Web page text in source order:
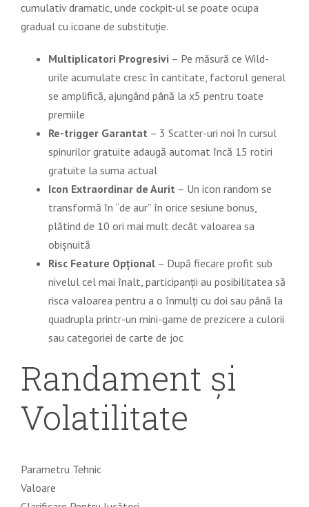
cumulativ dramatic, unde cockpit-ul se poate ocupa
gradual cu icoane de substituție.
Multiplicatori Progresivi – Pe măsură ce Wild-
urile acumulate cresc în cantitate, factorul general
se amplifică, ajungând până la x5 pentru toate
premiile
Re-trigger Garantat – 3 Scatter-uri noi în cursul
spinurilor gratuite adaugă automat încă 15 rotiri
gratuite la suma actual
Icon Extraordinar de Aurit – Un icon random se
transformă în “de aur” în orice sesiune bonus,
plătind de 10 ori mai mult decât valoarea sa
obișnuită
Risc Feature Opțional – După fiecare profit sub
nivelul cel mai înalt, participanții au posibilitatea să
risca valoarea pentru a o înmulți cu doi sau până la
quadrupla printr-un mini-game de prezicere a culorii
sau categoriei de carte de joc
Randament și
Volatilitate
Parametru Tehnic
Valoare